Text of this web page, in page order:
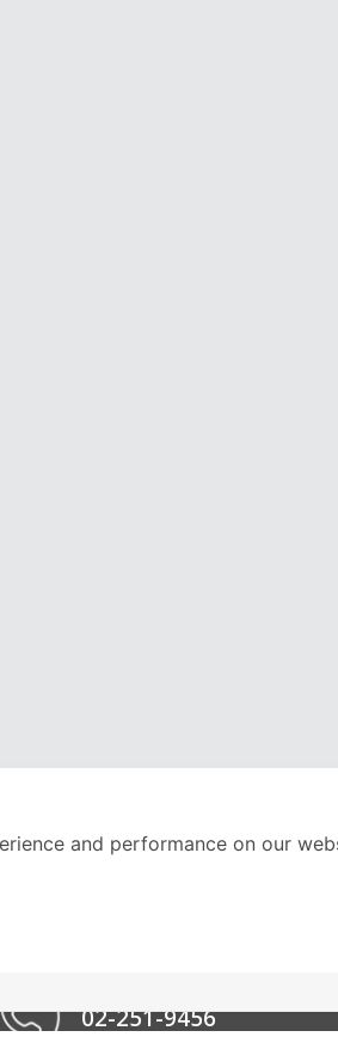
02-251-9456
and performance on our